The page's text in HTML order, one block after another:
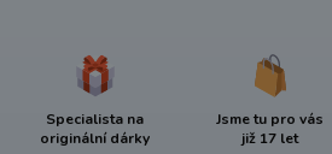
Specialista na
originální dárky
Jsme tu pro vás
již 17 let